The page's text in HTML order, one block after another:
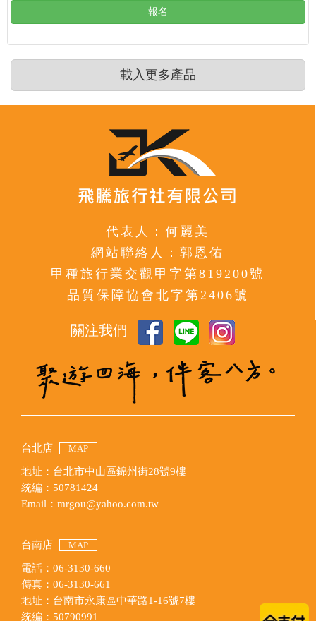
報名
載入更多產品
代表人：何麗美
網站聯絡人：郭恩佑
甲種旅行業交觀甲字第819200號
品質保障協會北字第2406號
關注我們
台北店 MAP
地址：台北市中山區錦州街28號9樓
統編：50781424
Email：mrgou@yahoo.com.tw
台南店 MAP
電話：06-3130-660
傳真：06-3130-661
地址：台南市永康區中華路1-16號7樓
統編：50790991